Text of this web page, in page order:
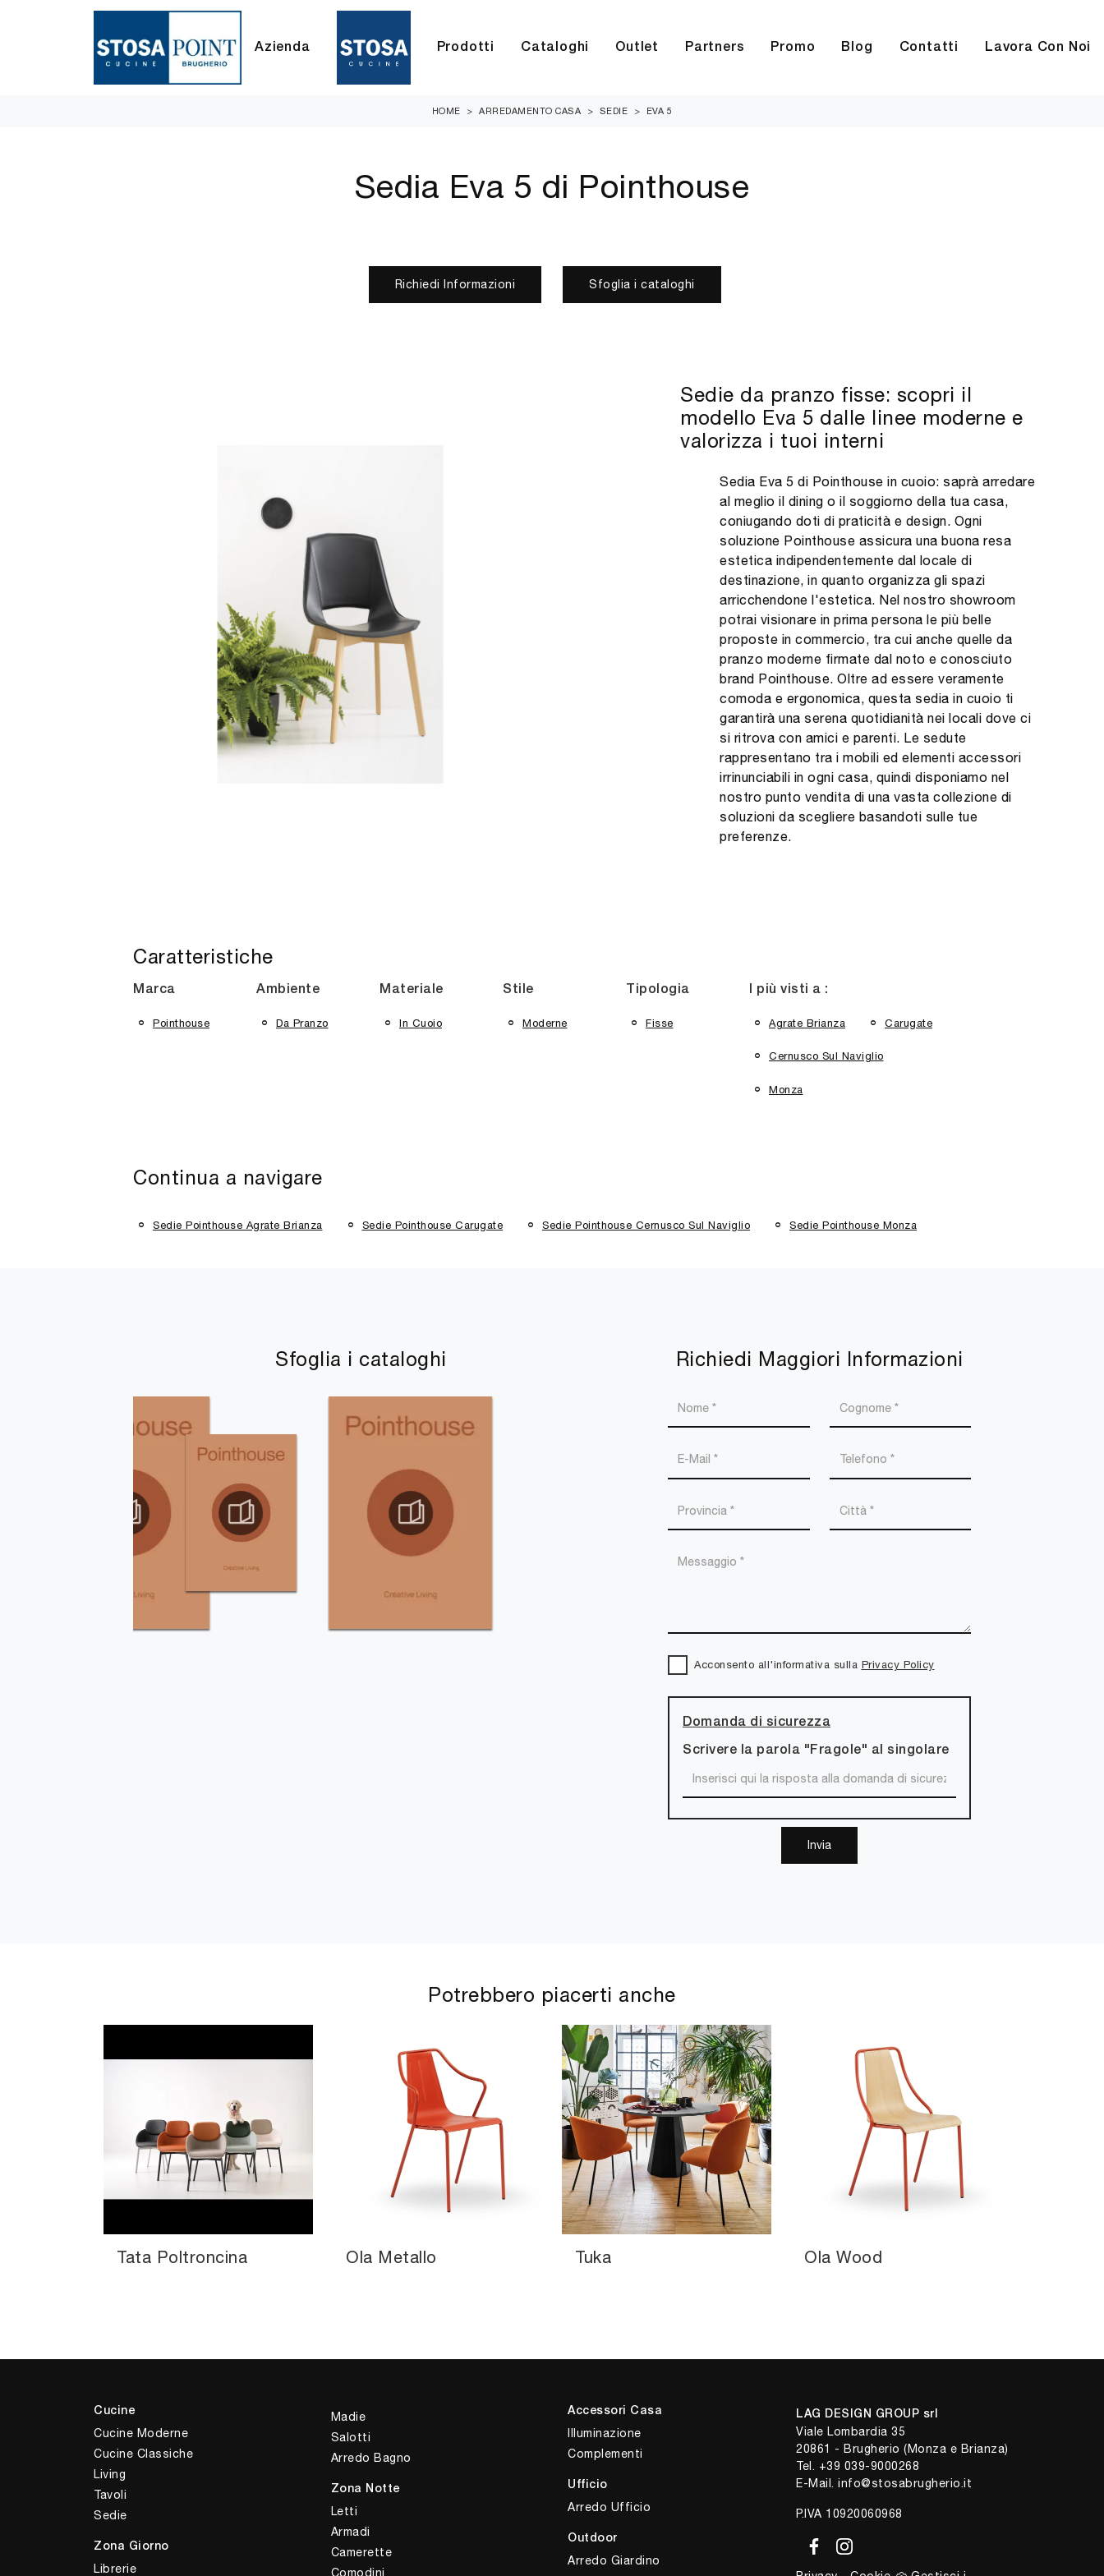
Azienda Prodotti Cataloghi Outlet Partners Promo Blog Contatti Lavora Con Noi
HOME > ARREDAMENTO CASA > SEDIE > EVA 5
Sedia Eva 5 di Pointhouse
Richiedi Informazioni Sfoglia i cataloghi
Sedie da pranzo fisse: scopri il
modello Eva 5 dalle linee moderne e
valorizza i tuoi interni
Sedia Eva 5 di Pointhouse in cuoio: saprà arredare
al meglio il dining o il soggiorno della tua casa,
coniugando doti di praticità e design. Ogni
soluzione Pointhouse assicura una buona resa
estetica indipendentemente dal locale di
destinazione, in quanto organizza gli spazi
arricchendone l'estetica. Nel nostro showroom
potrai visionare in prima persona le più belle
proposte in commercio, tra cui anche quelle da
pranzo moderne firmate dal noto e conosciuto
brand Pointhouse. Oltre ad essere veramente
comoda e ergonomica, questa sedia in cuoio ti
garantirà una serena quotidianità nei locali dove ci
si ritrova con amici e parenti. Le sedute
rappresentano tra i mobili ed elementi accessori
irrinunciabili in ogni casa, quindi disponiamo nel
nostro punto vendita di una vasta collezione di
soluzioni da scegliere basandoti sulle tue
preferenze.
Caratteristiche
Marca
Pointhouse
Ambiente
Da Pranzo
Materiale
In Cuoio
Stile
Moderne
Tipologia
Fisse
I più visti a :
Agrate Brianza Carugate
Cernusco Sul Naviglio
Monza
Continua a navigare
Sedie Pointhouse Agrate Brianza Sedie Pointhouse Carugate Sedie Pointhouse Cernusco Sul Naviglio Sedie Pointhouse Monza
Sfoglia i cataloghi Richiedi Maggiori Informazioni
Acconsento all'informativa sulla Privacy Policy
Domanda di sicurezza
Scrivere la parola "Fragole" al singolare
Invia
Potrebbero piacerti anche
Tata Poltroncina Ola Metallo Tuka Ola Wood
Cucine
Cucine Moderne
Cucine Classiche
Living
Tavoli
Sedie
Zona Giorno
Librerie
Madie
Salotti
Arredo Bagno
Zona Notte
Letti
Armadi
Camerette
Comodini
Accessori Casa
Illuminazione
Complementi
Ufficio
Arredo Ufficio
Outdoor
Arredo Giardino
LAG DESIGN GROUP srl
Viale Lombardia 35
20861 - Brugherio (Monza e Brianza)
Tel. +39 039-9000268
E-Mail. info@stosabrugherio.it
P.IVA 10920060968